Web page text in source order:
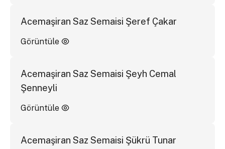
Acemaşiran Saz Semaisi Şeref Çakar
Görüntüle
Acemaşiran Saz Semaisi Şeyh Cemal
Şenneyli
Görüntüle
Acemaşiran Saz Semaisi Şükrü Tunar